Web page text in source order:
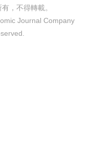
，不得轉載。
Journal Company